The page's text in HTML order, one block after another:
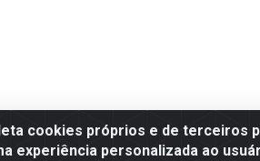
cookies próprios e de terceiros
experiência personalizada ao